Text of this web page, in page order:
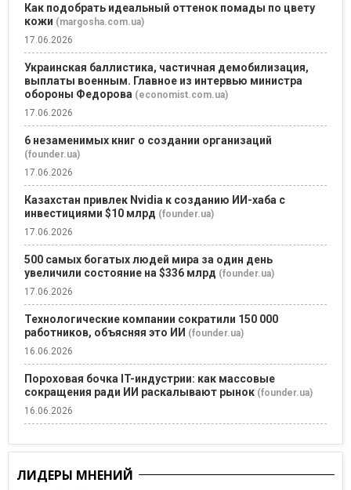
Как подобрать идеальный оттенок помады по цвету
кожи (margosha.com.ua)
17.06.2026
Украинская баллистика, частичная демобилизация,
выплаты военным. Главное из интервью министра
обороны Федорова (economist.com.ua)
17.06.2026
6 незаменимых книг о создании организаций
(founder.ua)
17.06.2026
Казахстан привлек Nvidia к созданию ИИ-хаба с
инвестициями $10 млрд (founder.ua)
17.06.2026
500 самых богатых людей мира за один день
увеличили состояние на $336 млрд (founder.ua)
17.06.2026
Технологические компании сократили 150 000
работников, объясняя это ИИ (founder.ua)
16.06.2026
Пороховая бочка IT-индустрии: как массовые
сокращения ради ИИ раскалывают рынок (founder.ua)
16.06.2026
ЛИДЕРЫ МНЕНИЙ